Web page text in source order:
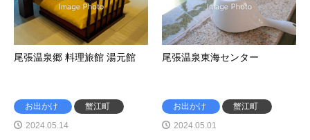
尾張温泉郷 料理旅館 湯元館
お出かけ
蟹江町
2024.05.14
尾張温泉東海センター
お出かけ
蟹江町
2024.05.01